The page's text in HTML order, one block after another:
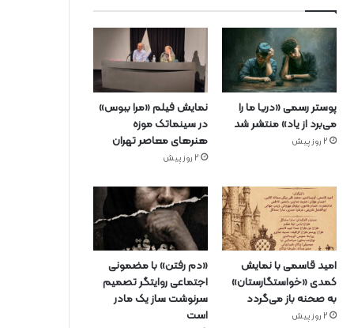
پوستر رسمی «دریا ما را
می‌برد از یاد» منتشر شد
2 روز پیش
نمایش فیلم «مرا ببوس»
در سینماتک موزه
هنرهای معاصر تهران
2 روز پیش
امید قاسمی با نمایش
کمدی «خواستگارستان»
به صحنه باز می‌گردد
2 روز پیش
«دم رفتن» با مضمونی
اجتماعی روایتگر تصمیم
سرنوشت ساز یک مادر
است